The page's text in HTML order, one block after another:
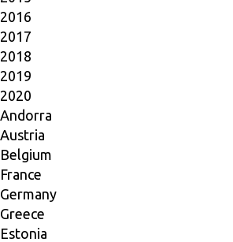
2016
2017
2018
2019
2020
Andorra
Austria
Belgium
France
Germany
Greece
Estonia